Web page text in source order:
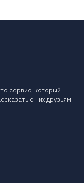
сервис, который
о них друзьям.